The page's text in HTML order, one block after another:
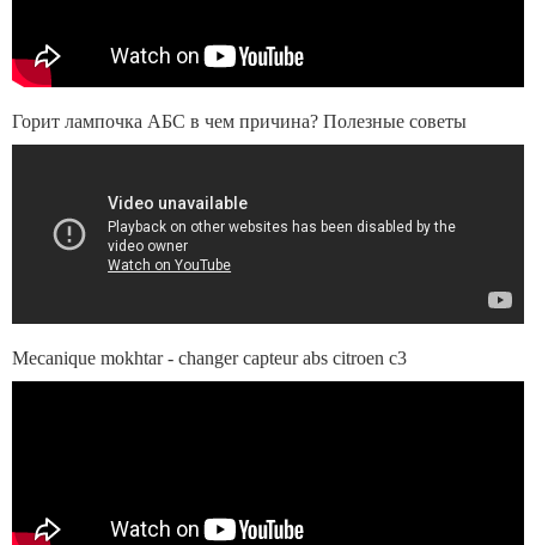
Горит лампочка АБС в чем причина? Полезные советы
Mecanique mokhtar - changer capteur abs citroen c3